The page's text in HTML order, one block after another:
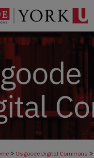
> Osgoode Digital Commons >